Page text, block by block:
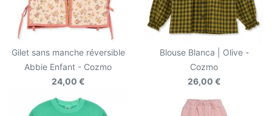
Gilet sans manche réversible
Abbie Enfant - Cozmo
24,00 €
Blouse Blanca | Olive -
Cozmo
26,00 €